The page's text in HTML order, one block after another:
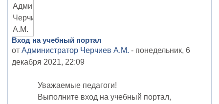
Вход на учебный портал
от Администратор Черчиев А.М. - понедельник, 6
декабря 2021, 22:09
Уважаемые педагоги!
Выполните вход на учебный портал,